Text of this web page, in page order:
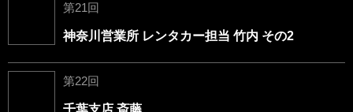
第21回
神奈川営業所 レンタカー担当 竹内 その2
第22回
千葉支店 斎藤